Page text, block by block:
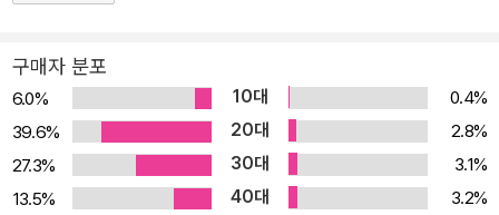
구매자 분포
6.0% 10대
0.4%
39.6%
20대
2.8%
27.3%
30대
3.1%
13.5%
40대
3.2%